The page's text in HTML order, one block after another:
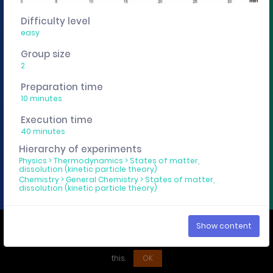
descriptions individually? Then get a curricuLAB
account
Difficulty level
easy
Group size
2
Preparation time
10 minutes
Execution time
40 minutes
Hierarchy of experiments
Physics >Thermodynamics > States of matter,
dissolution (kinetic particle theory)
Chemistry>General Chemistry> States of matter,
dissolution (kinetic particle theory)
Show content
We use cookies to ensure that you have the best experience on our
this.
OK